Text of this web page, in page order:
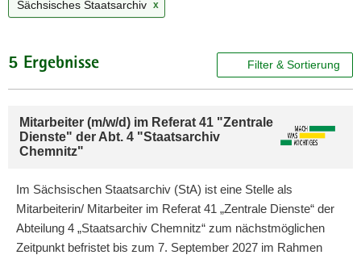
a
i
a
o
Sächsisches Staatsarchiv x
5 Ergebnisse Filter & Sortierung
Mitarbeiter (m/w/d) im Referat 41 "Zentrale
Dienste" der Abt. 4 "Staatsarchiv
Chemnitz"
Im Sächsischen Staatsarchiv (StA) ist eine Stelle als
Mitarbeiterin/ Mitarbeiter im Referat 41 „Zentrale Dienste“ der
Abteilung 4 „Staatsarchiv Chemnitz“ zum nächstmöglichen
Zeitpunkt befristet bis zum 7. September 2027 im Rahmen